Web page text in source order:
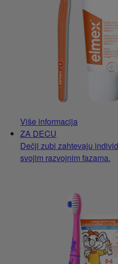
Više informacija
ZA DECU
Dečji zubi zahtevaju
svojim razvojnim fazama.